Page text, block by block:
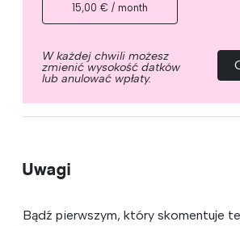
15,00 € / month
W każdej chwili możesz
zmienić wysokość datków
lub anulować wpłaty.
Uwagi
Bądź pierwszym, który skomentuje